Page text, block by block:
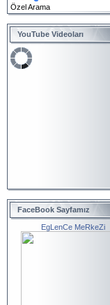
Özel Arama
YouTube Videoları
FaceBook Sayfamız
EgLenCe MeRkeZi